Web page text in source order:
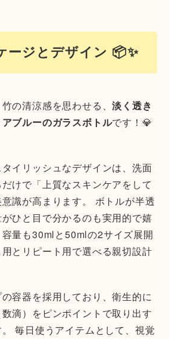
ージとデザイン 📦✨
の清涼感を思わせる、淡く透き
ブルーのガラスボトルです！💎
イリッシュなデザインは、洗面
けで「上質なスキンケアをして
識が高まります。 ボトルが半透
ひと目で分かるのも実用的で嬉
量も30mlと50mlの2サイズ展開
とリピート用で選べる親切設計
容器を採用しており、衛生的に
滴）をピンポイントで取り出す
毎日使うアイテムとして、視覚